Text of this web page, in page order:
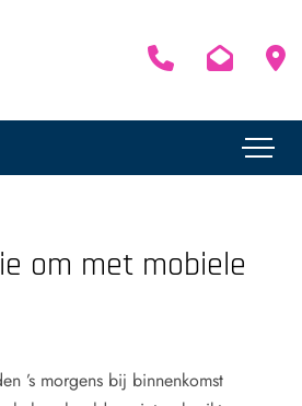
om met mobiele
’s morgens bij binnenkomst